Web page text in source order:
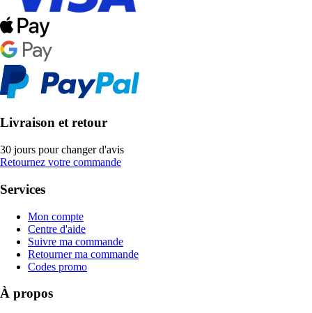
Livraison et retour
30 jours pour changer d'avis
Retournez votre commande
Services
Mon compte
Centre d'aide
Suivre ma commande
Retourner ma commande
Codes promo
À propos